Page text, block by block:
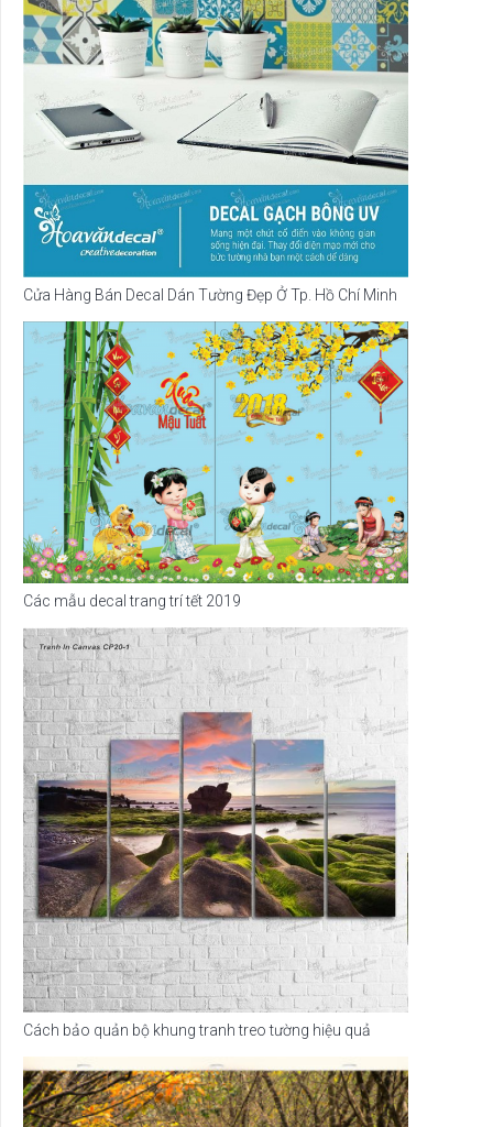
Cửa Hàng Bán Decal Dán Tường Đẹp Ở Tp. Hồ Chí Minh
Các mẫu decal trang trí tết 2019
Cách bảo quản bộ khung tranh treo tường hiệu quả